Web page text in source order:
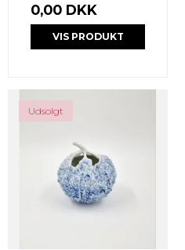
0,00 DKK
VIS PRODUKT
Udsolgt